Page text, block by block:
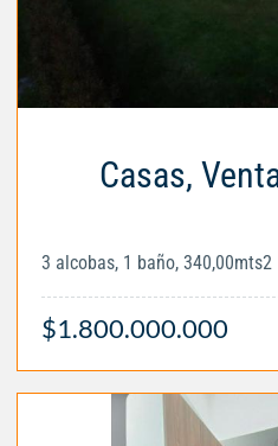
Casas,
3 alcobas, 1 baño, 340,00mts2
$1.800.000.000